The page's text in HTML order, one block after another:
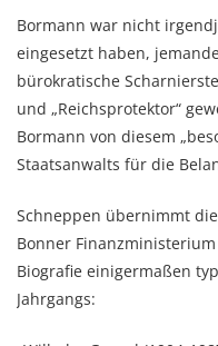
Bormann war nicht
eingesetzt haben,
bürokratische
und „Reichsprotektor“
Bormann von diesem
Staatsanwalts für die
Schneppen übernimmt
Bonner Finanzministerium
Biografie einigermaßen
Jahrgangs: